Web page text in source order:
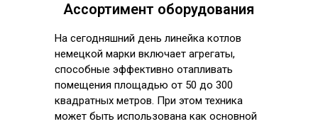
Ассортимент оборудования
На сегодняшний день линейка котлов
немецкой марки включает агрегаты,
способные эффективно отапливать
помещения площадью от 50 до 300
квадратных метров. При этом техника
может быть использована как основной